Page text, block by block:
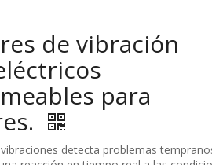
de vibración
para
vibraciones detecta problemas